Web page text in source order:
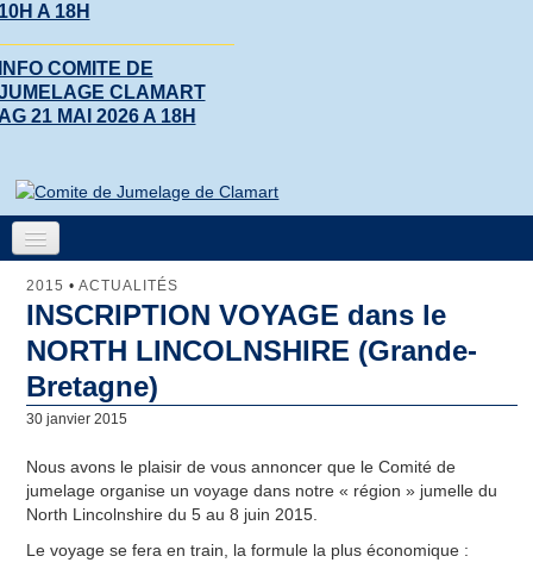
A 18H
COMITE DE
CLAMART
21 MAI 2026 A 18H
Accueil
Jumelage
Clamart
Lunebourg
North Lincolnshire
Majadahonda
2015 • ACTUALITÉS
INSCRIPTION VOYAGE dans le
NORTH LINCOLNSHIRE (Grande-
Bretagne)
30 janvier 2015
Nous avons le plaisir de vous annoncer que le Comité de
jumelage organise un voyage dans notre « région » jumelle du
North Lincolnshire du 5 au 8 juin 2015.
Le voyage se fera en train, la formule la plus économique :